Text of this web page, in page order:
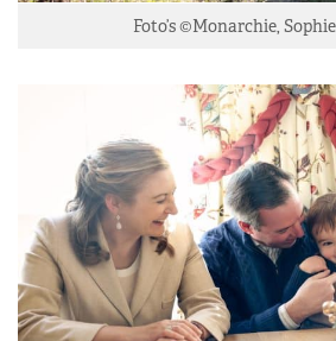
Foto’s ©Monarchie,